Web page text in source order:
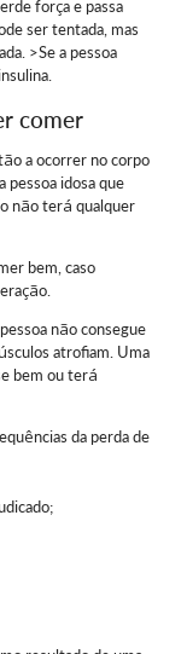
força e passa
ser tentada, mas
>Se a pessoa
comer
a ocorrer no corpo
pessoa idosa que
não terá qualquer
bem, caso
não consegue
atrofiam. Uma
bem ou terá
da perda de